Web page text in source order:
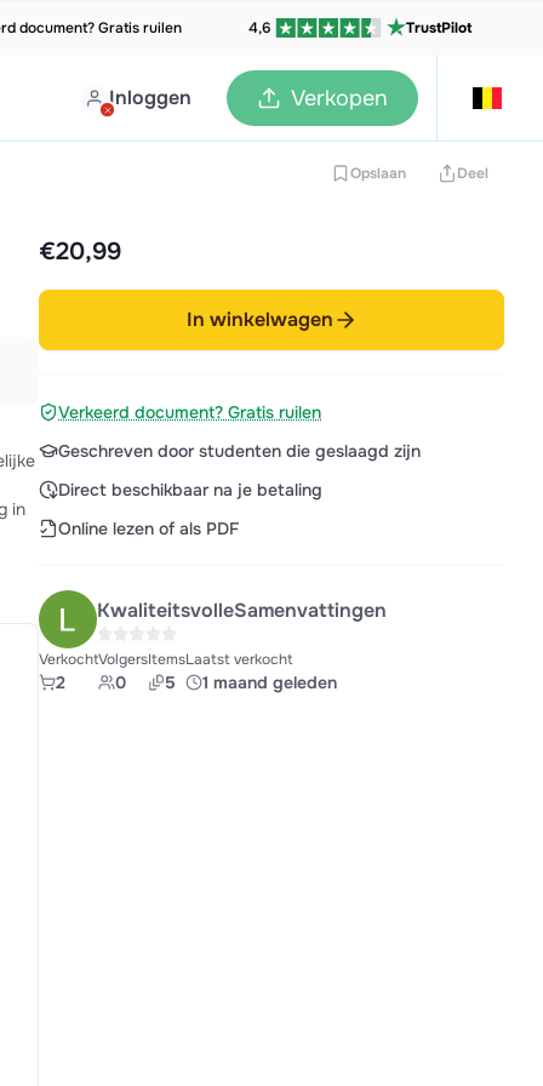
document? Gratis ruilen 4,6 TrustPilot
Inloggen Verkopen
Opslaan Deel
in
€20,99
In winkelwagen
Verkeerd document? Gratis ruilen
Geschreven door studenten die geslaagd zijn
Direct beschikbaar na je betaling
Online lezen of als PDF
KwaliteitsvolleSamenvattingen
Verkocht
2
Volgers
0
Items
5
Laatst verkocht
1 maand geleden